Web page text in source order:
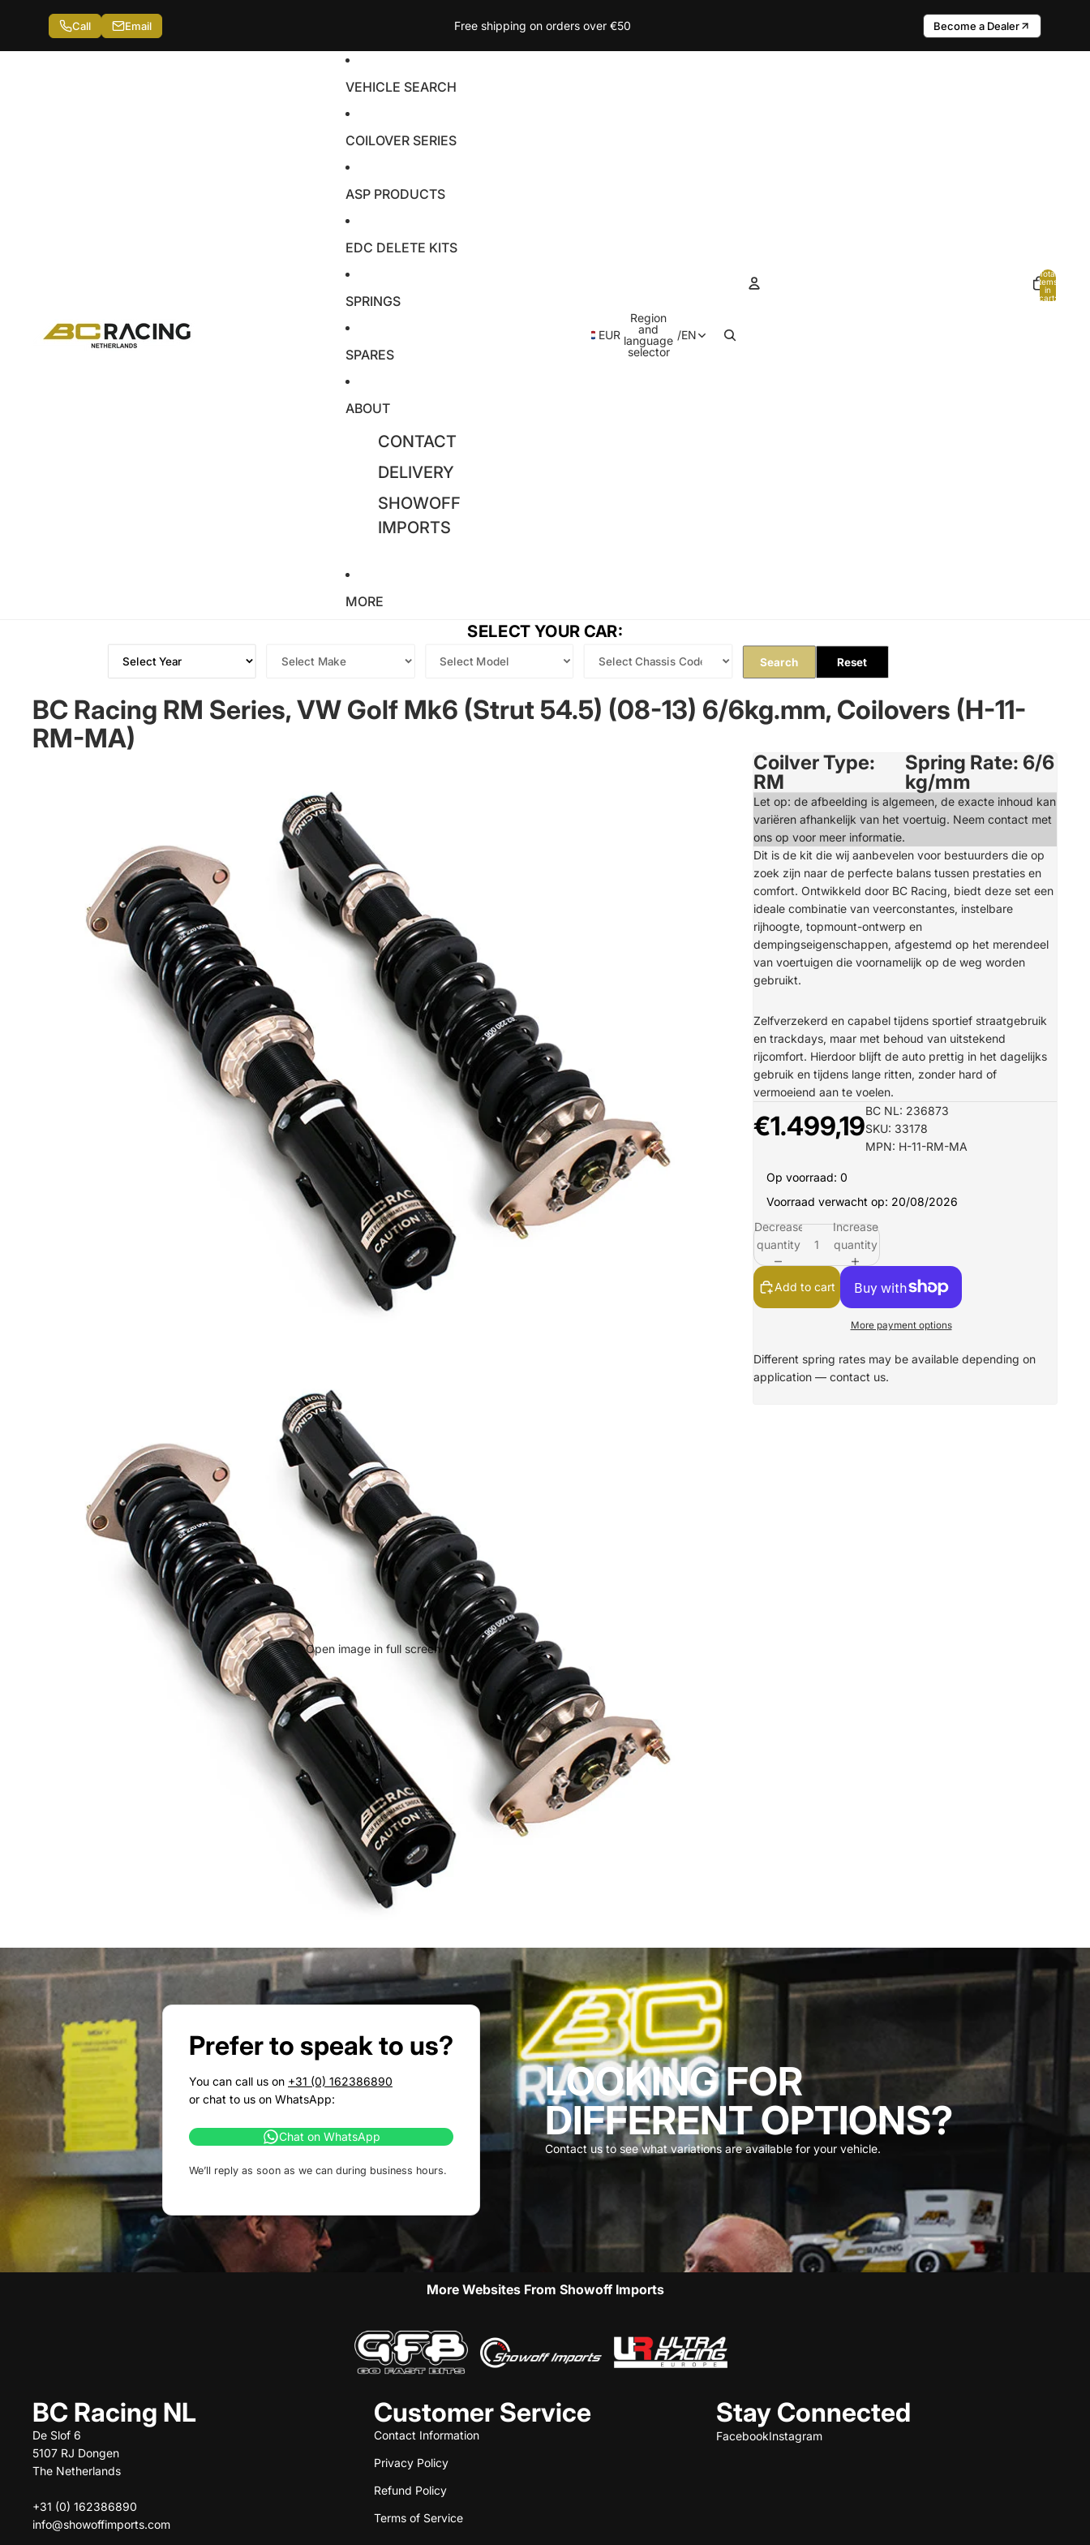
Call Email Free shipping on orders over €50 Become a Dealer
VEHICLE SEARCH
COILOVER SERIES
ASP PRODUCTS
EDC DELETE KITS
SPRINGS
SPARES
ABOUT
CONTACT
DELIVERY
SHOWOFF
IMPORTS
MORE
EUR
Region
and
language
selector
/EN
Total
items
in
cart:
SELECT YOUR CAR:
Search Reset
BC Racing RM Series, VW Golf Mk6 (Strut 54.5) (08-13) 6/6kg.mm, Coilovers (H-11-
RM-MA)
Open image in full screen
Coilver Type:
RM
Spring Rate: 6/6
kg/mm
Let op: de afbeelding is algemeen, de exacte inhoud kan
variëren afhankelijk van het voertuig. Neem contact met
ons op voor meer informatie.
Dit is de kit die wij aanbevelen voor bestuurders die op
zoek zijn naar de perfecte balans tussen prestaties en
comfort. Ontwikkeld door BC Racing, biedt deze set een
ideale combinatie van veerconstantes, instelbare
rijhoogte, topmount-ontwerp en
dempingseigenschappen, afgestemd op het merendeel
van voertuigen die voornamelijk op de weg worden
gebruikt.
Zelfverzekerd en capabel tijdens sportief straatgebruik
en trackdays, maar met behoud van uitstekend
rijcomfort. Hierdoor blijft de auto prettig in het dagelijks
gebruik en tijdens lange ritten, zonder hard of
vermoeiend aan te voelen.
€1.499,19BC NL: 236873
SKU: 33178
MPN: H-11-RM-MA
Op voorraad: 0
Voorraad verwacht op: 20/08/2026
Decrease
quantity
Increase
quantity
Add to cart
More payment options
Different spring rates may be available depending on
application — contact us.
Prefer to speak to us?
You can call us on +31 (0) 162386890
or chat to us on WhatsApp:
Chat on WhatsApp
We’ll reply as soon as we can during business hours.
LOOKING FOR
DIFFERENT OPTIONS?
Contact us to see what variations are available for your vehicle.
More Websites From Showoff Imports
BC Racing NL
De Slof 6
5107 RJ Dongen
The Netherlands
+31 (0) 162386890
info@showoffimports.com
Customer Service
Contact Information
Privacy Policy
Refund Policy
Terms of Service
Stay Connected
FacebookInstagram